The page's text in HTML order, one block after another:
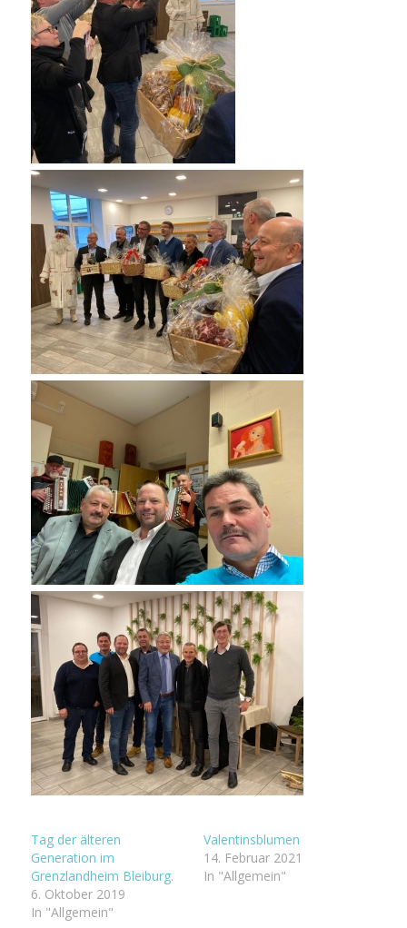
Tag der älteren
Generation im
Grenzlandheim Bleiburg.
6. Oktober 2019
In "Allgemein"
Valentinsblumen
14. Februar 2021
In "Allgemein"